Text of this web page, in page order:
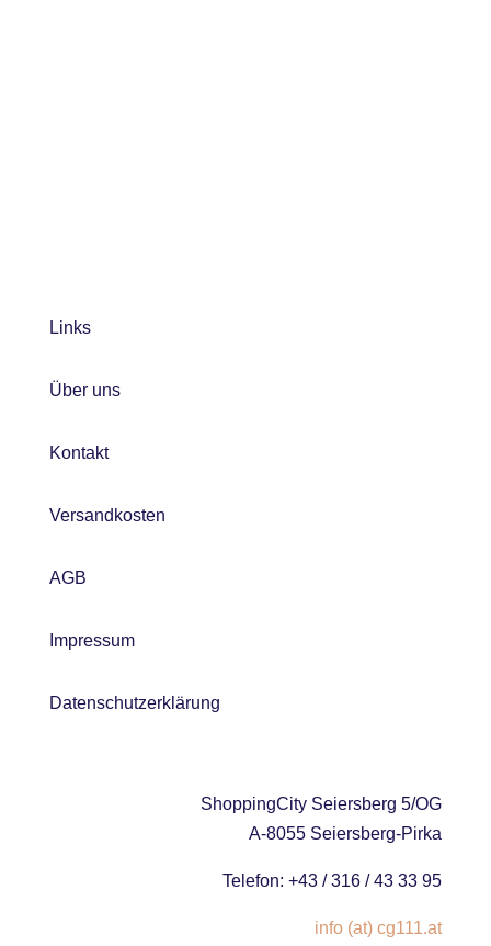
Links
Über uns
Kontakt
Versandkosten
AGB
Impressum
Datenschutzerklärung
ShoppingCity Seiersberg 5/OG
A-8055 Seiersberg-Pirka
Telefon: +43 / 316 / 43 33 95
info (at) cg111.at